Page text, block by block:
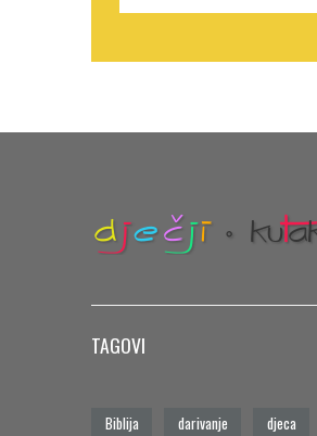
TAGOVI
Biblija darivanje djeca